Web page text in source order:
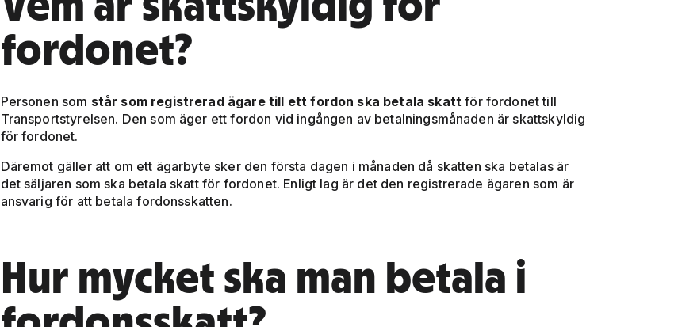
fordonet?
Personen som står som registrerad ägare till ett fordon ska betala skatt för fordonet till
Transportstyrelsen. Den som äger ett fordon vid ingången av betalningsmånaden är skattskyldig
för fordonet.
Däremot gäller att om ett ägarbyte sker den första dagen i månaden då skatten ska betalas är
det säljaren som ska betala skatt för fordonet. Enligt lag är det den registrerade ägaren som är
ansvarig för att betala fordonsskatten.
Hur mycket ska man betala i